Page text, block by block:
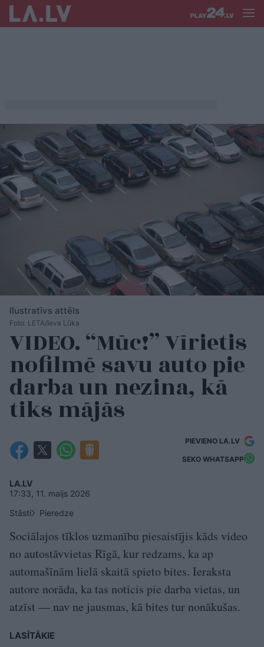
Ilustratīvs attēls
Foto. LETA/Ieva Lūka
VIDEO. “Mūc!” Vīrietis
nofilmē savu auto pie
darba un nezina, kā
tiks mājās
PIEVIENO LA.LV
SEKO WHATSAPP
LA.LV
17:33, 11. maijs 2026
Stāsti
Pieredze
Sociālajos tīklos uzmanību piesaistījis kāds video
no autostāvvietas Rīgā, kur redzams, ka ap
automašīnām lielā skaitā spieto bites. Ieraksta
autore norāda, ka tas noticis pie darba vietas, un
atzīst — nav ne jausmas, kā bites tur nonākušas.
LASĪTĀKIE